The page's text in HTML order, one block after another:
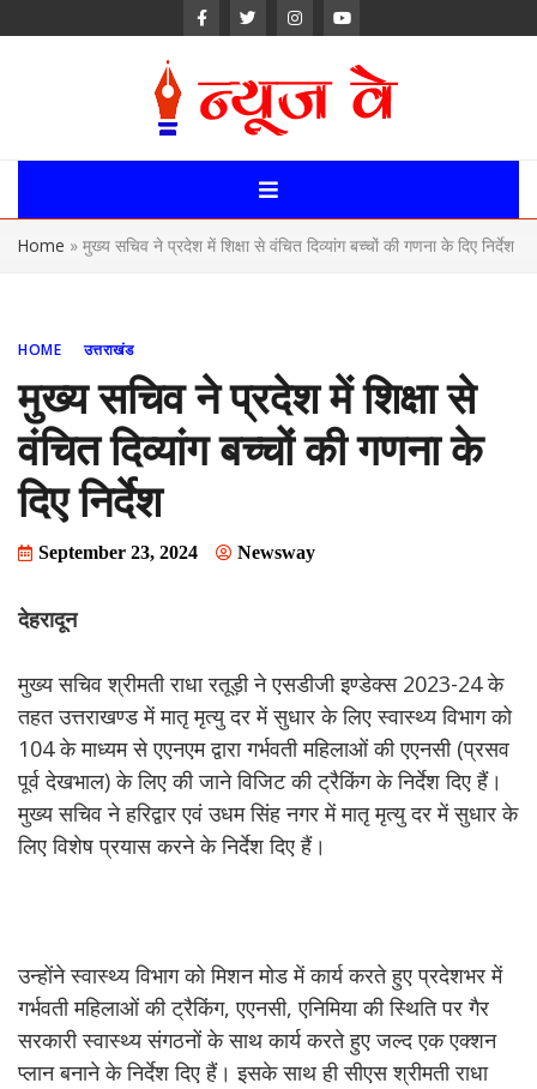
News Way:
Uttarakhand,
Delhi News
Portal
Home » मुख्य सचिव ने प्रदेश में शिक्षा से वंचित दिव्यांग बच्चों की गणना के दिए निर्देश
HOME उत्तराखंड
मुख्य सचिव ने प्रदेश में शिक्षा से
वंचित दिव्यांग बच्चों की गणना के
दिए निर्देश
September 23, 2024 Newsway
देहरादून
मुख्य सचिव श्रीमती राधा रतूड़ी ने एसडीजी इण्डेक्स 2023-24 के
तहत उत्तराखण्ड में मातृ मृत्यु दर में सुधार के लिए स्वास्थ्य विभाग को
104 के माध्यम से एएनएम द्वारा गर्भवती महिलाओं की एएनसी (प्रसव
पूर्व देखभाल) के लिए की जाने विजिट की ट्रैकिंग के निर्देश दिए हैं।
मुख्य सचिव ने हरिद्वार एवं उधम सिंह नगर में मातृ मृत्यु दर में सुधार के
लिए विशेष प्रयास करने के निर्देश दिए हैं।
उन्होंने स्वास्थ्य विभाग को मिशन मोड में कार्य करते हुए प्रदेशभर में
गर्भवती महिलाओं की ट्रैकिंग, एएनसी, एनिमिया की स्थिति पर गैर
सरकारी स्वास्थ्य संगठनों के साथ कार्य करते हुए जल्द एक एक्शन
प्लान बनाने के निर्देश दिए हैं। इसके साथ ही सीएस श्रीमती राधा